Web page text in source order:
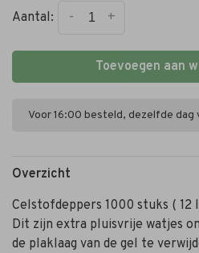
Aantal: +
-
Toevoegen aan
Voor 16:00 besteld, dezelfde dag
Overzicht
Celstofdeppers 1000 stuks ( 12
Dit zijn extra pluisvrije watjes
de plaklaag van de gel te